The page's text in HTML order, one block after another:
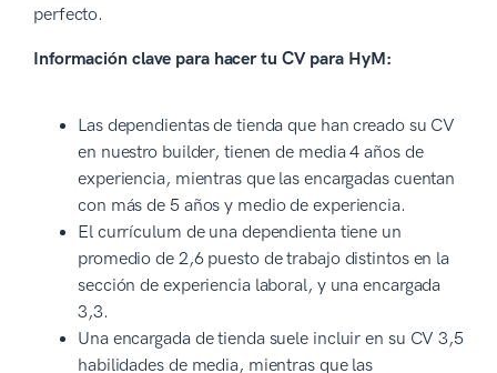
perfecto.
Información clave para hacer tu CV para HyM:
Las dependientas de tienda que han creado su CV
en nuestro builder, tienen de media 4 años de
experiencia, mientras que las encargadas cuentan
con más de 5 años y medio de experiencia.
El currículum de una dependienta tiene un
promedio de 2,6 puesto de trabajo distintos en la
sección de experiencia laboral, y una encargada
3,3.
Una encargada de tienda suele incluir en su CV 3,5
habilidades de media, mientras que las